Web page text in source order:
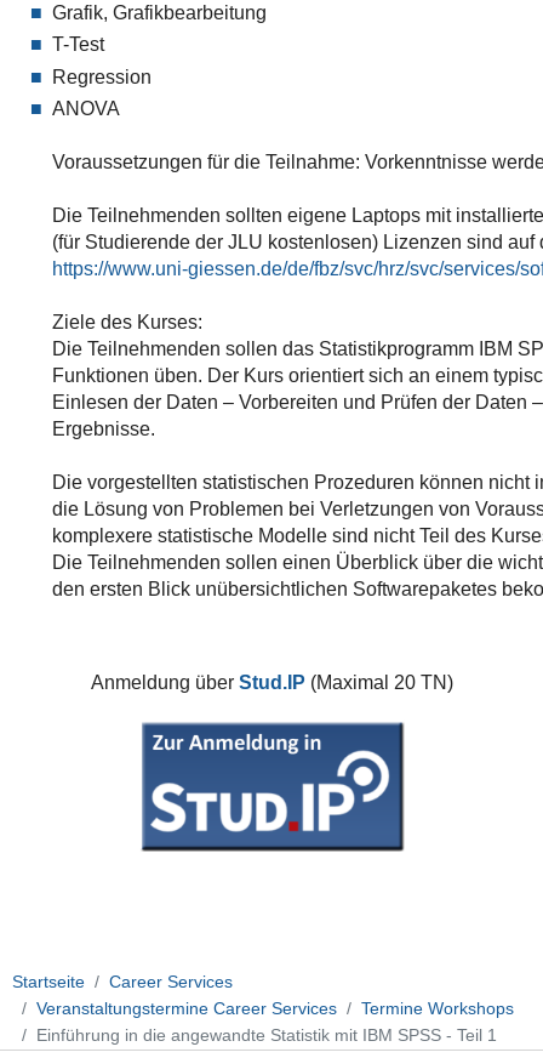
Grafik, Grafikbearbeitung
T-Test
Regression
ANOVA
Voraussetzungen für die Teilnahme: Vorkenntnisse
Die Teilnehmenden sollten eigene Laptops mit
(für Studierende der JLU kostenlosen) Lizenzen sind
https://www.uni-giessen.de/de/fbz/svc/hrz/svc/services/
Ziele des Kurses:
Die Teilnehmenden sollen das Statistikprogramm IBM
Funktionen üben. Der Kurs orientiert sich an einem
Einlesen der Daten – Vorbereiten und Prüfen der Daten
Ergebnisse.
Die vorgestellten statistischen Prozeduren können
die Lösung von Problemen bei Verletzungen von
komplexere statistische Modelle sind nicht Teil des
Die Teilnehmenden sollen einen Überblick über die
den ersten Blick unübersichtlichen Softwarepaketes
Anmeldung über Stud.IP (Maximal 20 TN)
Startseite
Career Services
Veranstaltungstermine Career Services
Termine Workshops
Einführung in die angewandte Statistik mit IBM SPSS - Teil 1